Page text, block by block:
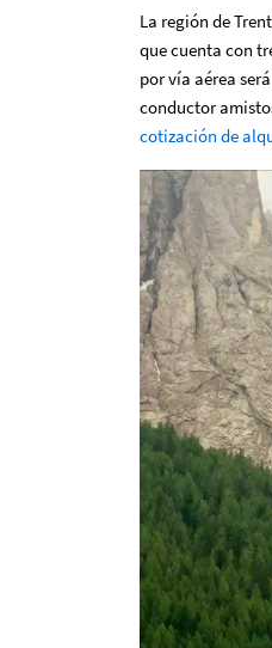
La región de
que cuenta con
por vía aérea
conductor
cotización de